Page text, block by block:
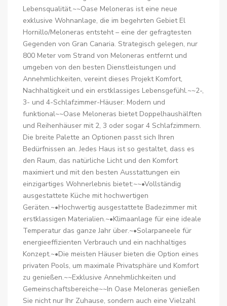
Lebensqualität.~~Oase Meloneras ist eine neue
exklusive Wohnanlage, die im begehrten Gebiet El
Hornillo/Meloneras entsteht – eine der gefragtesten
Gegenden von Gran Canaria. Strategisch gelegen, nur
800 Meter vom Strand von Meloneras entfernt und
umgeben von den besten Dienstleistungen und
Annehmlichkeiten, vereint dieses Projekt Komfort,
Nachhaltigkeit und ein erstklassiges Lebensgefühl.~~2-,
3- und 4-Schlafzimmer-Häuser: Modern und
funktional~~Oase Meloneras bietet Doppelhaushälften
und Reihenhäuser mit 2, 3 oder sogar 4 Schlafzimmern.
Die breite Palette an Optionen passt sich Ihren
Bedürfnissen an. Jedes Haus ist so gestaltet, dass es
den Raum, das natürliche Licht und den Komfort
maximiert und mit den besten Ausstattungen ein
einzigartiges Wohnerlebnis bietet:~~•Vollständig
ausgestattete Küche mit hochwertigen
Geräten.~•Hochwertig ausgestattete Badezimmer mit
erstklassigen Materialien.~•Klimaanlage für eine ideale
Temperatur das ganze Jahr über.~•Solarpaneele für
energieeffizienten Verbrauch und ein nachhaltiges
Konzept.~•Die meisten Häuser bieten die Option eines
privaten Pools, um maximale Privatsphäre und Komfort
zu genießen.~~Exklusive Annehmlichkeiten und
Gemeinschaftsbereiche~~In Oase Meloneras genießen
Sie nicht nur Ihr Zuhause, sondern auch eine Vielzahl